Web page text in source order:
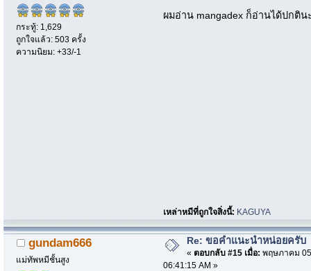
กระทู้: 1,629
ถูกใจแล้ว: 503 ครั้ง
ความนิยม: +33/-1
ผมอ่าน mangadex ก็อ่านได้ปกติน
เหล่าหมีที่ถูกใจสิ่งนี้: KAGUYA
gundam666
แม่ทัพหมีชั้นสูง
Re: ขอคำแนะนำหน่อยครับ
« ตอบกลับ #15 เมื่อ: พฤษภาคม
06:41:15 AM »